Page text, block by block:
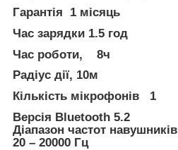
Гарантія 1 місяць
Час зарядки 1.5 год
Час роботи, 8ч
Радіус дії, 10м
Кількість мікрофонів 1
Версія Bluetooth 5.2
Діапазон частот навушників
20 – 20000 Гц